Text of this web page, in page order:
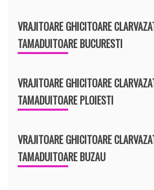
VRAJITOARE GHICITOARE
TAMADUITOARE BUCURESTI
VRAJITOARE GHICITOARE
TAMADUITOARE PLOIESTI
VRAJITOARE GHICITOARE
TAMADUITOARE BUZAU